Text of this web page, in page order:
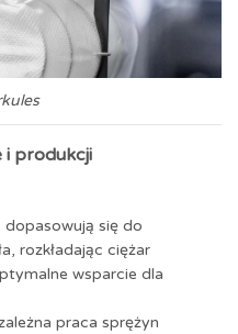
i produkcji
dopasowują się do
rozkładając ciężar
wsparcie dla
praca sprężyn